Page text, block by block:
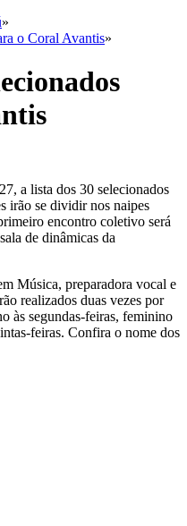
»
o Coral Avantis»
a lista dos 30 selecionados
irão se dividir nos naipes
encontro coletivo será
de dinâmicas da
Música, preparadora vocal e
realizados duas vezes por
às segundas-feiras, feminino
feiras. Confira o nome dos